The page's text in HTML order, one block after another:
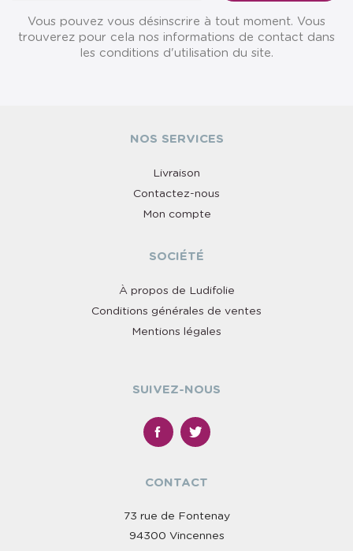
Vous pouvez vous désinscrire à tout moment. Vous
trouverez pour cela nos informations de contact dans
les conditions d'utilisation du site.
NOS SERVICES
Livraison
Contactez-nous
Mon compte
SOCIÉTÉ
À propos de Ludifolie
Conditions générales de ventes
Mentions légales
SUIVEZ-NOUS
CONTACT
73 rue de Fontenay
94300 Vincennes